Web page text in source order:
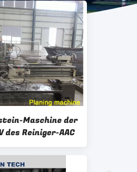
Maschine der
Reiniger-AAC